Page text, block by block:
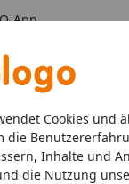
Cookies und
die
Inhalte und
die Nutzung
App